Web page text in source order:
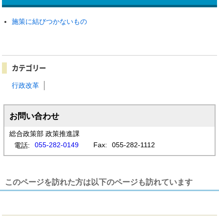
施策に結びつかないもの
カテゴリー
行政改革
お問い合わせ
総合政策部 政策推進課
電話:
055-282-0149 Fax: 055-282-1112
このページを訪れた方は以下のページも訪れています